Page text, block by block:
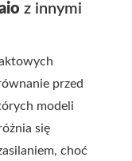
z innymi
przed
modeli
się
choć